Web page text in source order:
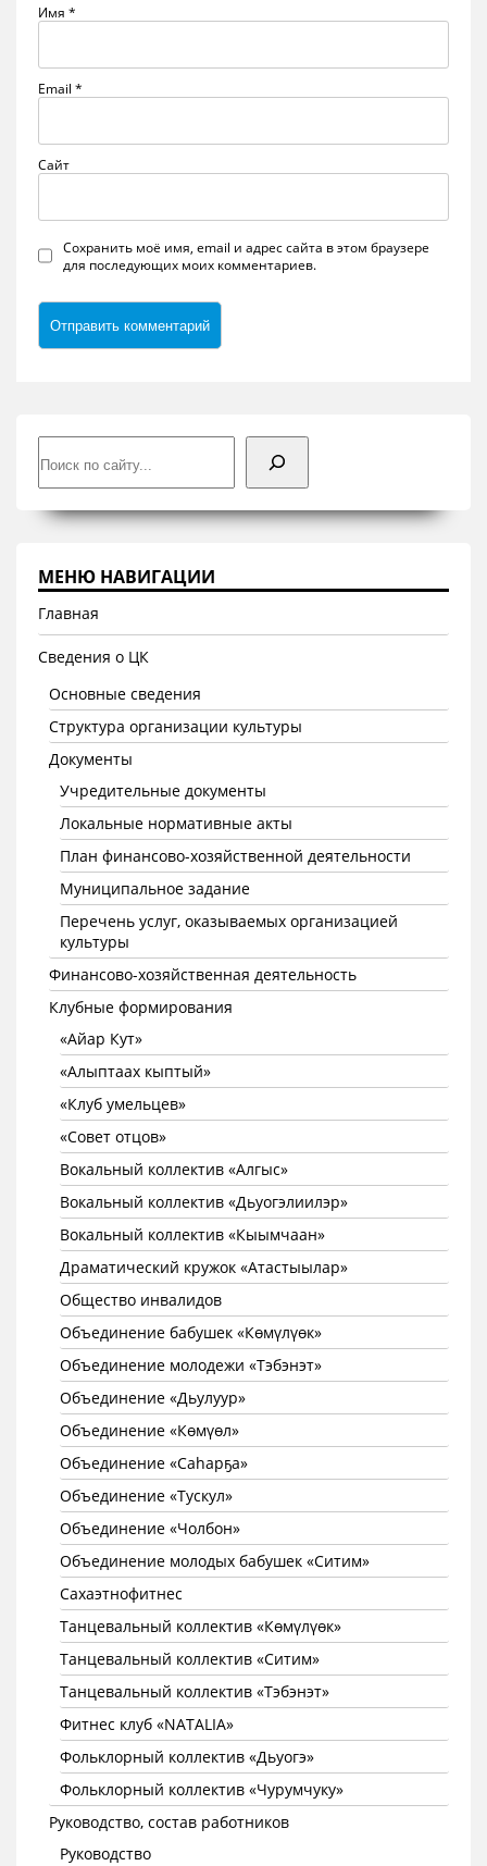
Имя *
Email *
Сайт
Сохранить моё имя, email и адрес сайта в этом браузере
для последующих моих комментариев.
МЕНЮ НАВИГАЦИИ
Главная
Сведения о ЦК
Основные сведения
Структура организации культуры
Документы
Учредительные документы
Локальные нормативные акты
План финансово-хозяйственной деятельности
Муниципальное задание
Перечень услуг, оказываемых организацией
культуры
Финансово-хозяйственная деятельность
Клубные формирования
«Айар Кут»
«Алыптаах кыптый»
«Клуб умельцев»
«Совет отцов»
Вокальный коллектив «Алгыс»
Вокальный коллектив «Дьуогэлиилэр»
Вокальный коллектив «Кыымчаан»
Драматический кружок «Атастыылар»
Общество инвалидов
Объединение бабушек «Көмүлүөк»
Объединение молодежи «Тэбэнэт»
Объединение «Дьулуур»
Объединение «Көмүөл»
Объединение «Саhарҕа»
Объединение «Тускул»
Объединение «Чолбон»
Объединение молодых бабушек «Ситим»
Сахаэтнофитнес
Танцевальный коллектив «Көмүлүөк»
Танцевальный коллектив «Ситим»
Танцевальный коллектив «Тэбэнэт»
Фитнес клуб «NATALIA»
Фольклорный коллектив «Дьуогэ»
Фольклорный коллектив «Чурумчуку»
Руководство, состав работников
Руководство